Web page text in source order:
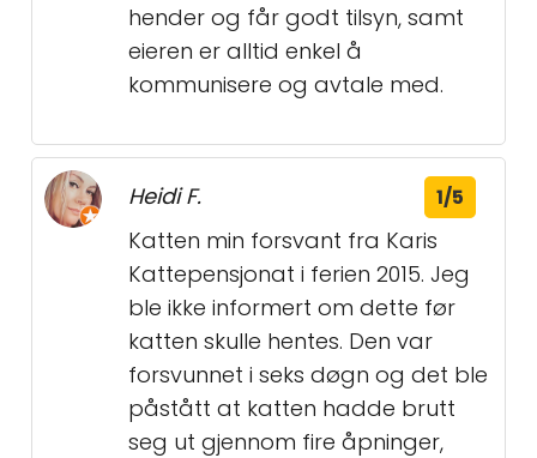
hender og får godt tilsyn, samt
eieren er alltid enkel å
kommunisere og avtale med.
Heidi F. 1/5
Katten min forsvant fra Karis
Kattepensjonat i ferien 2015. Jeg
ble ikke informert om dette før
katten skulle hentes. Den var
forsvunnet i seks døgn og det ble
påstått at katten hadde brutt
seg ut gjennom fire åpninger,